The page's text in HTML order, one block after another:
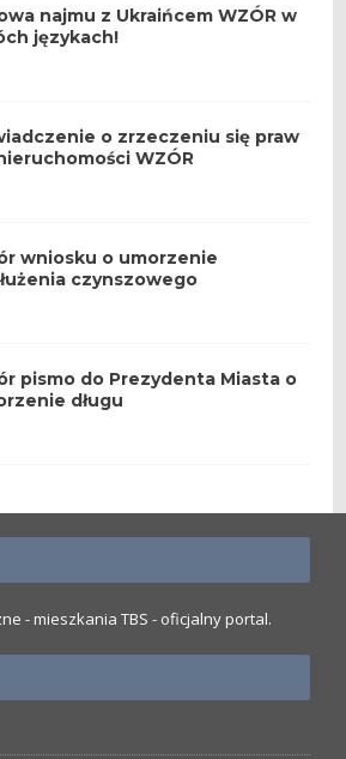
najmu z Ukraińcem WZÓR w
językach!
o zrzeczeniu się praw
WZÓR
wniosku o umorzenie
czynszowego
pismo do Prezydenta Miasta o
długu
- mieszkania TBS - oficjalny portal.